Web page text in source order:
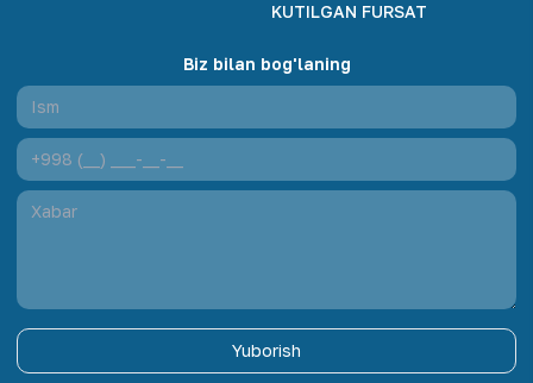
KUTILGAN FURSAT
Biz bilan bog'laning
Yuborish